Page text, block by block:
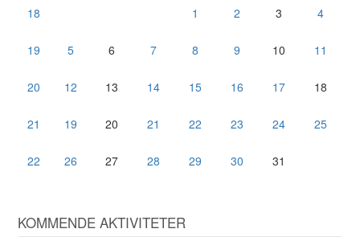
18 1 2 3 4
19 5 6 7 8 9 10 11
20 12 13 14 15 16 17 18
21 19 20 21 22 23 24 25
22 26 27 28 29 30 31
KOMMENDE AKTIVITETER